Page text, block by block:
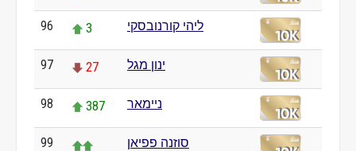
96 3 ליהי קורנובסקי
97 27 ינון מגל
98 387 ניימאר
99 סוזנה פפיאן